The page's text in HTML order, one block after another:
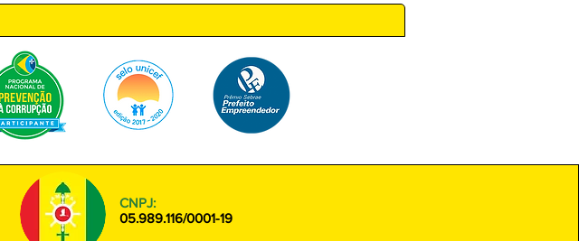
CNPJ:
05.989.116/0001-19